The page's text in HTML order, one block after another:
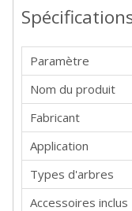
Paramètre
Nom du produit
Fabricant
Application
Types d'arbres
Accessoires inclus